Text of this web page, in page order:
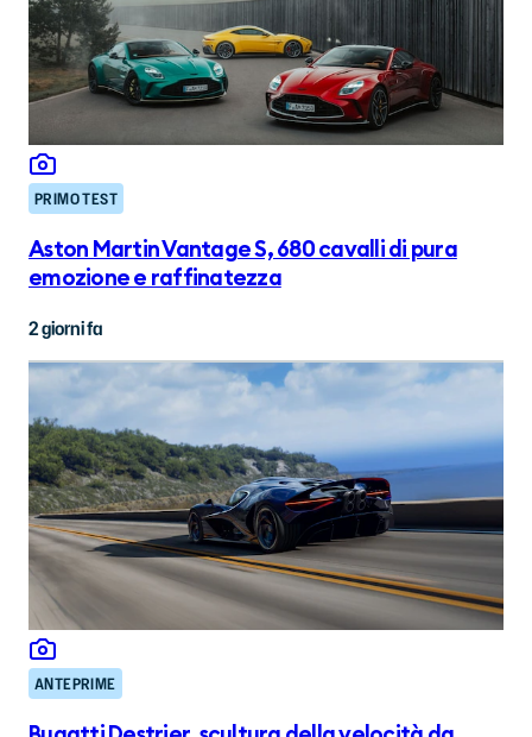
PRIMO TEST
Aston Martin Vantage S, 680 cavalli di pura
emozione e raffinatezza
2 giorni fa
ANTEPRIME